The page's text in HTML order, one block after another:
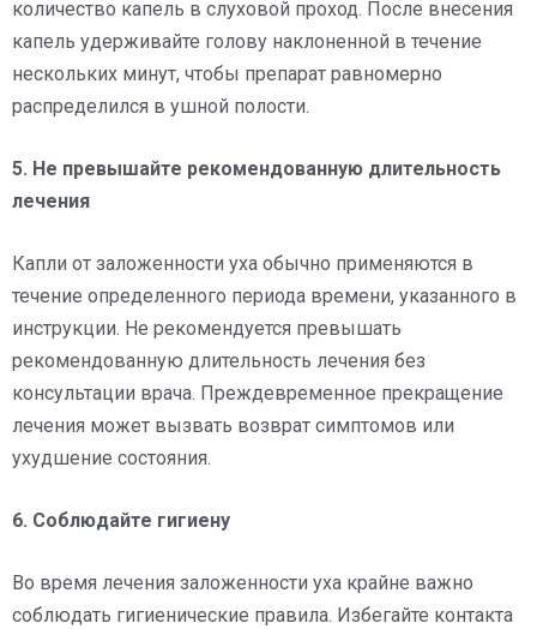
количество капель в слуховой проход. После внесения
капель удерживайте голову наклоненной в течение
нескольких минут, чтобы препарат равномерно
распределился в ушной полости.
5. Не превышайте рекомендованную длительность
лечения
Капли от заложенности уха обычно применяются в
течение определенного периода времени, указанного в
инструкции. Не рекомендуется превышать
рекомендованную длительность лечения без
консультации врача. Преждевременное прекращение
лечения может вызвать возврат симптомов или
ухудшение состояния.
6. Соблюдайте гигиену
Во время лечения заложенности уха крайне важно
соблюдать гигиенические правила. Избегайте контакта